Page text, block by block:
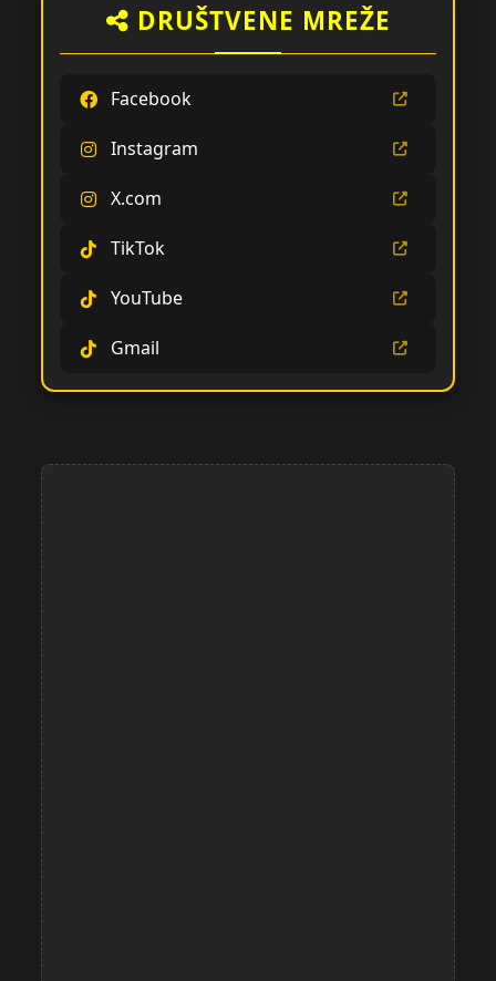
DRUŠTVENE MREŽE
Facebook
Instagram
X.com
TikTok
YouTube
Gmail